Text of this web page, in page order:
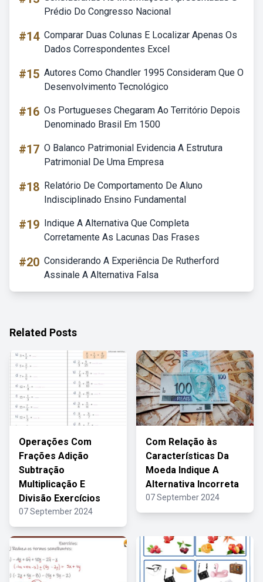
Prédio Do Congresso Nacional
#14 Comparar Duas Colunas E Localizar Apenas Os
Dados Correspondentes Excel
#15 Autores Como Chandler 1995 Consideram Que O
Desenvolvimento Tecnológico
#16 Os Portugueses Chegaram Ao Território Depois
Denominado Brasil Em 1500
#17 O Balanco Patrimonial Evidencia A Estrutura
Patrimonial De Uma Empresa
#18 Relatório De Comportamento De Aluno
Indisciplinado Ensino Fundamental
#19 Indique A Alternativa Que Completa
Corretamente As Lacunas Das Frases
#20 Considerando A Experiência De Rutherford
Assinale A Alternativa Falsa
Related Posts
Operações Com
Frações Adição
Subtração
Multiplicação E
Divisão Exercícios
07 September 2024
Com Relação às
Características Da
Moeda Indique A
Alternativa Incorreta
07 September 2024